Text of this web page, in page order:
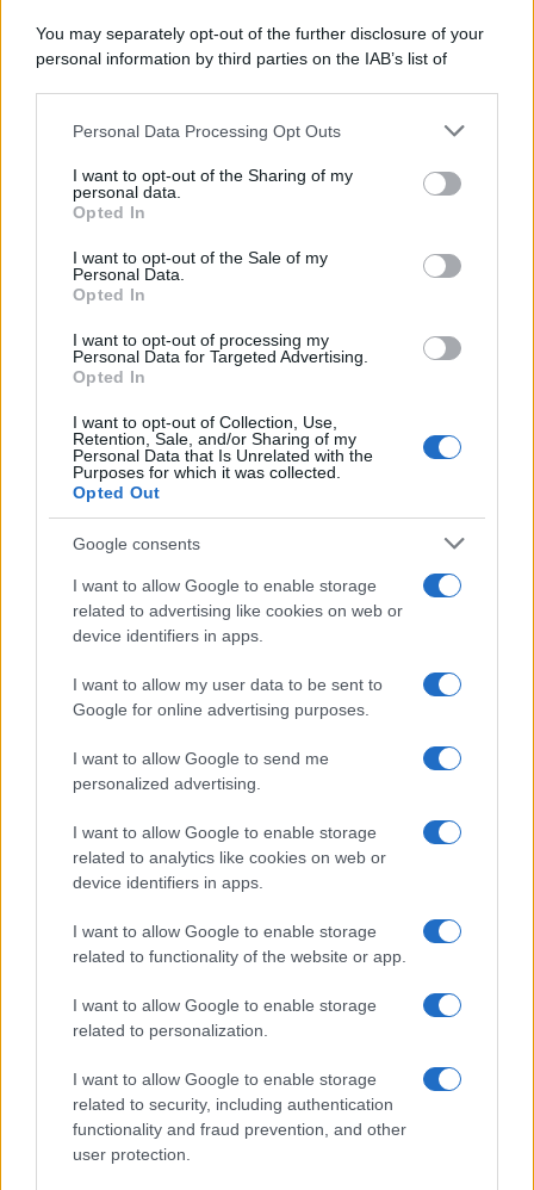
You may separately opt-out of the further disclosure of your
personal information by third parties on the IAB’s list of
This information may also be disclosed by us to third parties
disclose it to other third parties.
Please note that this website/app uses one or more Google
services and may gather and store information including but
not limited to your visit or usage behaviour. You may click to
grant or deny consent to Google and its third-party tags to
consent section.
Personal Data Processing Opt Outs
I want to opt-out of the Sharing of my
personal data.
Opted In
I want to opt-out of the Sale of my
Personal Data.
Opted In
I want to opt-out of processing my
Personal Data for Targeted Advertising.
Opted In
I want to opt-out of Collection, Use,
Retention, Sale, and/or Sharing of my
Personal Data that Is Unrelated with the
Purposes for which it was collected.
Opted Out
Google consents
I want to allow Google to enable storage
related to advertising like cookies on web or
device identifiers in apps.
I want to allow my user data to be sent to
Google for online advertising purposes.
I want to allow Google to send me
personalized advertising.
I want to allow Google to enable storage
related to analytics like cookies on web or
device identifiers in apps.
I want to allow Google to enable storage
related to functionality of the website or app.
I want to allow Google to enable storage
related to personalization.
I want to allow Google to enable storage
related to security, including authentication
functionality and fraud prevention, and other
user protection.